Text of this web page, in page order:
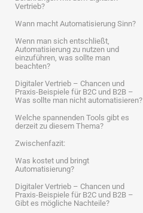
Vertrieb?
Wann macht Automatisierung Sinn?
Wenn man sich entschließt,
Automatisierung zu nutzen und
einzuführen, was sollte man
beachten?
Digitaler Vertrieb – Chancen und
Praxis-Beispiele für B2C und B2B –
Was sollte man nicht automatisieren?
Welche spannenden Tools gibt es
derzeit zu diesem Thema?
Zwischenfazit:
Was kostet und bringt
Automatisierung?
Digitaler Vertrieb – Chancen und
Praxis-Beispiele für B2C und B2B –
Gibt es mögliche Nachteile?